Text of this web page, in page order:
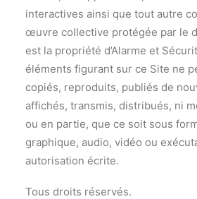
interactives ainsi que tout autre
œuvre collective protégée par le
est la propriété d’Alarme et
éléments figurant sur ce Site ne
copiés, reproduits, publiés de
affichés, transmis, distribués, ni
ou en partie, que ce soit sous
graphique, audio, vidéo ou
autorisation écrite.
Tous droits réservés.